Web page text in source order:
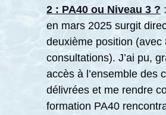
2 : PA40 ou Niveau 3 ?
en mars 2025 surgit
deuxième position (avec
consultations). J’ai pu,
accès à l’ensemble des
délivrées et me rendre
formation PA40